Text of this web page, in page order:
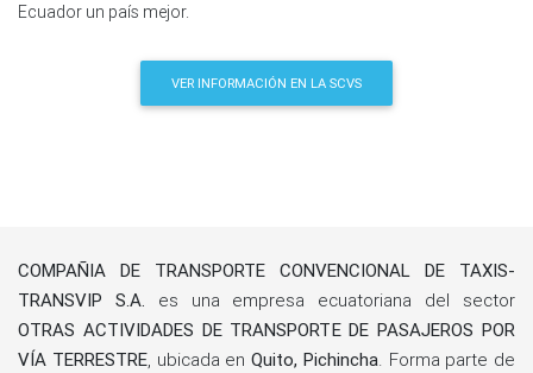
Ecuador un país mejor.
VER INFORMACIÓN EN LA SCVS
COMPAÑIA DE TRANSPORTE CONVENCIONAL DE TAXIS-
TRANSVIP S.A. es una empresa ecuatoriana del sector
OTRAS ACTIVIDADES DE TRANSPORTE DE PASAJEROS POR
VÍA TERRESTRE, ubicada en Quito, Pichincha. Forma parte de